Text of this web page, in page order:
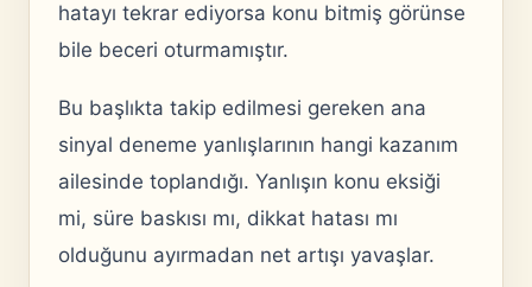
hatayı tekrar ediyorsa konu bitmiş görünse
bile beceri oturmamıştır.
Bu başlıkta takip edilmesi gereken ana
sinyal deneme yanlışlarının hangi kazanım
ailesinde toplandığı. Yanlışın konu eksiği
mi, süre baskısı mı, dikkat hatası mı
olduğunu ayırmadan net artışı yavaşlar.